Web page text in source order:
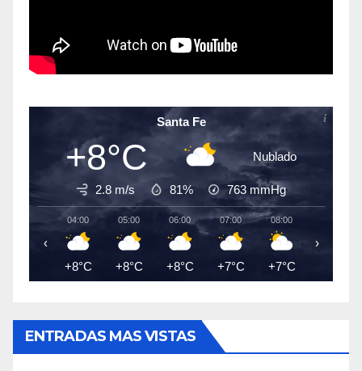
Santa Fe
+8°C Nublado
2.8 m/s 81% 763 mmHg
04:00
+8°C
05:00
+8°C
06:00
+8°C
07:00
+7°C
08:00
+7°C
‹ ›
ENTRADAS MAS VISTAS